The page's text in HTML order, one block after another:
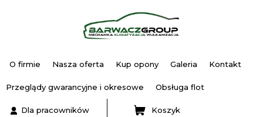
O firmie Nasza oferta Kup opony Galeria Kontakt
Przeglądy gwarancyjne i okresowe Obsługa flot
Dla pracowników Koszyk